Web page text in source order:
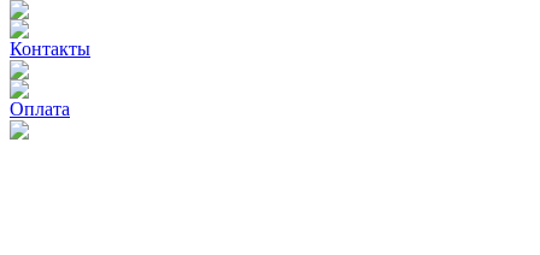
Контакты
Оплата